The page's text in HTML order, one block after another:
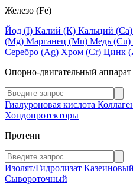
Железо (Fe)
Йод (I) Калий (К) Кальций (Са)
(Mg) Марганец (Mn) Медь (Сu)
Серебро (Ag) Хром (Cr) Цинк
Опорно-двигательный аппарат
Гиалуроновая кислота
Хондопротекторы
Протеин
Изолят/Гидролизат Казеиновый
Сывороточный